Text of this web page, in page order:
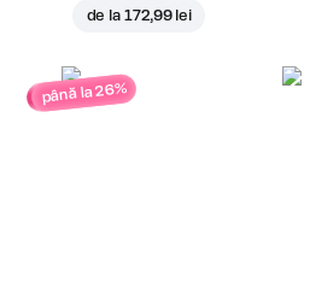
de la 172,99 lei
până la 26%